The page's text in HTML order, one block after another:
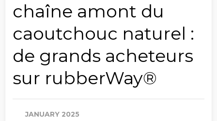
chaîne amont du
caoutchouc naturel :
de grands acheteurs
sur rubberWay®
JANUARY 2025